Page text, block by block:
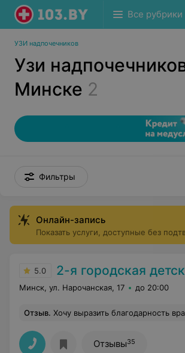
Все рубрики
УЗИ надпочечников
Узи
Минске 2
Фильтры
Онлайн-запись
Показать услуги, доступные без
5.0 2-я городская
Минск, ул. Нарочанская, 17 до 20:00
Отзыв. Хочу выразить благодарность врачу эндокринологического отделения Юлии Андреевне за высокий профессионализм, доброжелательность,отзывчивость, терпение,за неравнодушие к чужой беде,за умение располагать деток к себе,за способность выслушать и помочь. Благодарю за обучение врача Т.В. Обучение родителей проходит на
Отзывы35